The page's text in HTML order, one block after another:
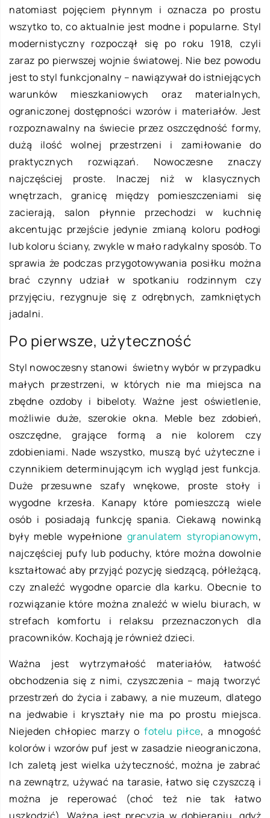
natomiast pojęciem płynnym i oznacza po prostu
wszytko to, co aktualnie jest modne i popularne. Styl
modernistyczny rozpoczął się po roku 1918, czyli
zaraz po pierwszej wojnie światowej. Nie bez powodu
jest to styl funkcjonalny – nawiązywał do istniejących
warunków mieszkaniowych oraz materialnych,
ograniczonej dostępności wzorów i materiałów. Jest
rozpoznawalny na świecie przez oszczędność formy,
dużą ilość wolnej przestrzeni i zamiłowanie do
praktycznych rozwiązań. Nowoczesne znaczy
najczęściej proste. Inaczej niż w klasycznych
wnętrzach, granicę między pomieszczeniami się
zacierają, salon płynnie przechodzi w kuchnię
akcentując przejście jedynie zmianą koloru podłogi
lub koloru ściany, zwykle w mało radykalny sposób. To
sprawia że podczas przygotowywania posiłku można
brać czynny udział w spotkaniu rodzinnym czy
przyjęciu, rezygnuje się z odrębnych, zamkniętych
jadalni.
Po pierwsze, użyteczność
Styl nowoczesny stanowi świetny wybór w przypadku
małych przestrzeni, w których nie ma miejsca na
zbędne ozdoby i bibeloty. Ważne jest oświetlenie,
możliwie duże, szerokie okna. Meble bez zdobień,
oszczędne, grające formą a nie kolorem czy
zdobieniami. Nade wszystko, muszą być użyteczne i
czynnikiem determinującym ich wygląd jest funkcja.
Duże przesuwne szafy wnękowe, proste stoły i
wygodne krzesła. Kanapy które pomieszczą wiele
osób i posiadają funkcję spania. Ciekawą nowinką
były meble wypełnione granulatem styropianowym,
najczęściej pufy lub poduchy, które można dowolnie
kształtować aby przyjąć pozycję siedzącą, półleżącą,
czy znaleźć wygodne oparcie dla karku. Obecnie to
rozwiązanie które można znaleźć w wielu biurach, w
strefach komfortu i relaksu przeznaczonych dla
pracowników. Kochają je również dzieci.
Ważna jest wytrzymałość materiałów, łatwość
obchodzenia się z nimi, czyszczenia – mają tworzyć
przestrzeń do życia i zabawy, a nie muzeum, dlatego
na jedwabie i kryształy nie ma po prostu miejsca.
Niejeden chłopiec marzy ofotelu piłce, a mnogość
kolorów i wzorów puf jest w zasadzie nieograniczona,
Ich zaletą jest wielka użyteczność, można je zabrać
na zewnątrz, używać na tarasie, łatwo się czyszczą i
można je reperować (choć też nie tak łatwo